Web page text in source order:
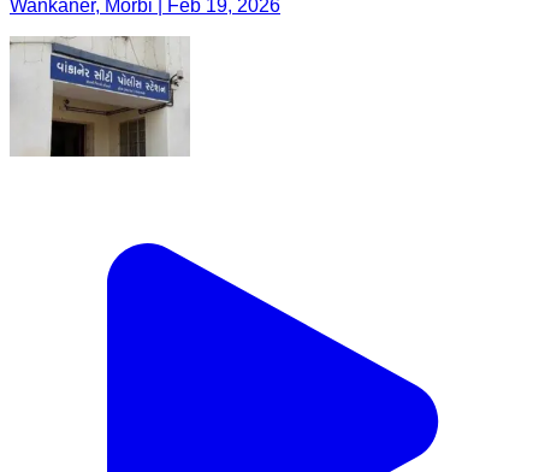
Wankaner, Morbi | Feb 19, 2026